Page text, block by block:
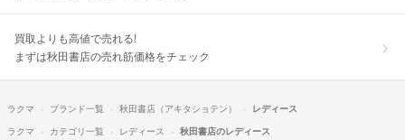
買取よりも高値で売れる!
まずは秋田書店の売れ筋価格をチェック
ラクマ ブランド一覧 秋田書店（アキタショテン）
レディース
ラクマ
カテゴリ一覧 レディース 秋田書店のレディース